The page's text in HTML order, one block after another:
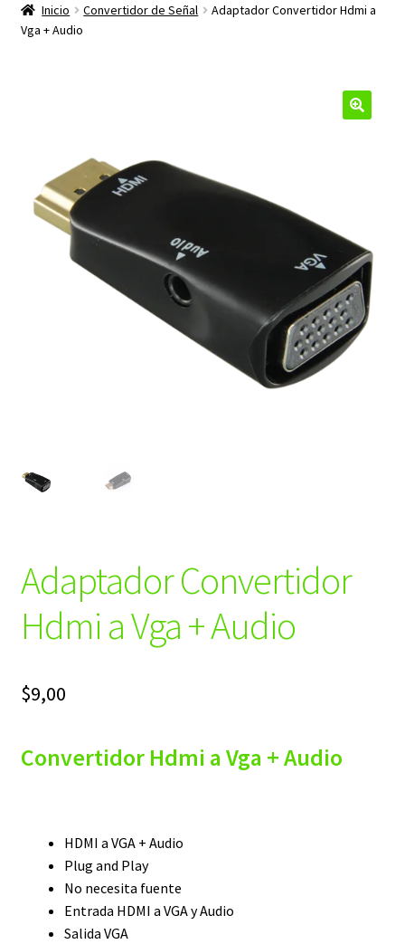
hijo
productos
Inicio Convertidor de Señal
Adaptador Convertidor Hdmi a
Vga + Audio
Adaptador Convertidor
Hdmi a Vga + Audio
$9,00
Convertidor Hdmi a Vga + Audio
HDMI a VGA + Audio
Plug and Play
No necesita fuente
Entrada HDMI a VGA y Audio
Salida VGA